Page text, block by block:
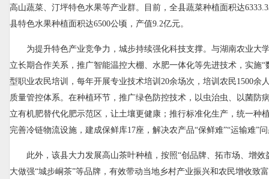
高山蔬菜、汀坪特色水果等产业群。目前，全县蔬菜种植面积达
县特色水果种植面积达6500公顷，产值9.2亿元。
为提升特色产业竞争力，城步持续强化科技支撑。与湖南农业大
立长期合作关系，推广智能温控大棚、水肥一体化等先进技术，实施“
型职业农民培训，每年开展专业技术培训20余场次，培训农民1500余
质量管控体系。在种植环节，推广绿色防控技术，以虫治虫、以菌防
立有机肥替代化肥示范区，让土壤更健康；推行标准化生产，统一种
完善冷链物流设施，建成保鲜库17座，解决农产品“保鲜难”“运输难”
此外，该县大力发展高山茶叶种植，按照“创品牌、拓市场、增效
大做强“城步峒茶”等品牌，有效带动当地乡村产业振兴和农民增收致